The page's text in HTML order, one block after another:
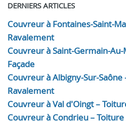
DERNIERS ARTICLES
Couvreur à Fontaines-Saint-
Ravalement
Couvreur à Saint-Germain-
Façade
Couvreur à Albigny-Sur-Saône
Ravalement
Couvreur à Val d'Oingt –
Couvreur à Condrieu – Toiture